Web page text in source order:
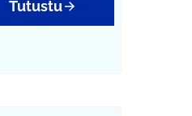
Tutustu